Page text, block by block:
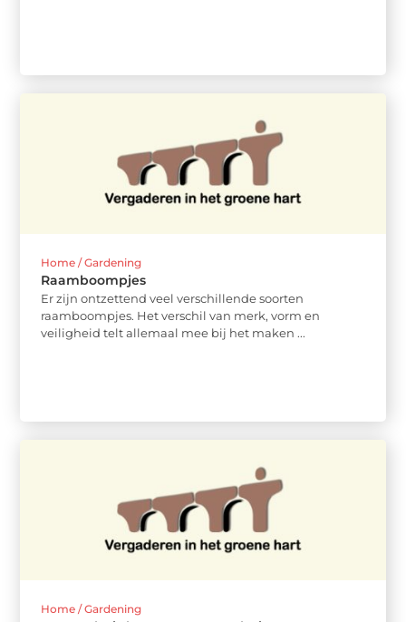
Home / Gardening
Raamboompjes
Er zijn ontzettend veel verschillende soorten
raamboompjes. Het verschil van merk, vorm en
veiligheid telt allemaal mee bij het maken ...
Home / Gardening